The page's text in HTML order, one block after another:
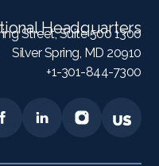
Headquarters
1300 Spring Street, Suite 500
Silver Spring, MD 20910
1-301-844-7300+